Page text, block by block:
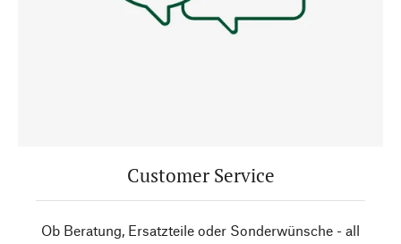
Customer Service
Ob Beratung, Ersatzteile oder Sonderwünsche - all